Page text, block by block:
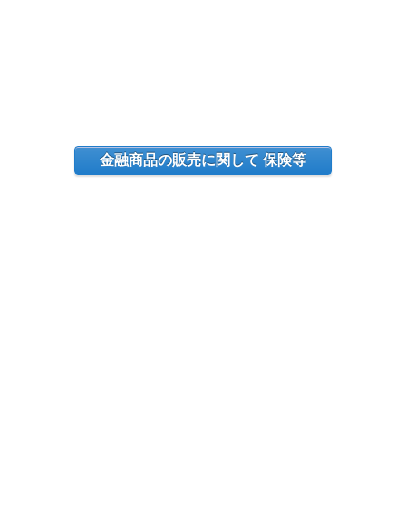
金融商品の販売に関して 保険等